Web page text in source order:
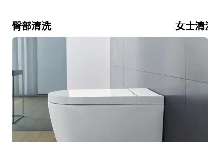
臀部清洗 女士清洗